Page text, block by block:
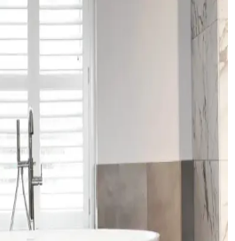
malzeme seçenekleriyle iç mekânlara
Kullanım alanlarına uygun bakım
Seçenekleri ve Ev
Uyumu
örtüleri, şıklık ve fonksiyonelliği bir
renk tonlarıyla mekânlara ferah ve
ve Kilim Seçimi: Trendler,